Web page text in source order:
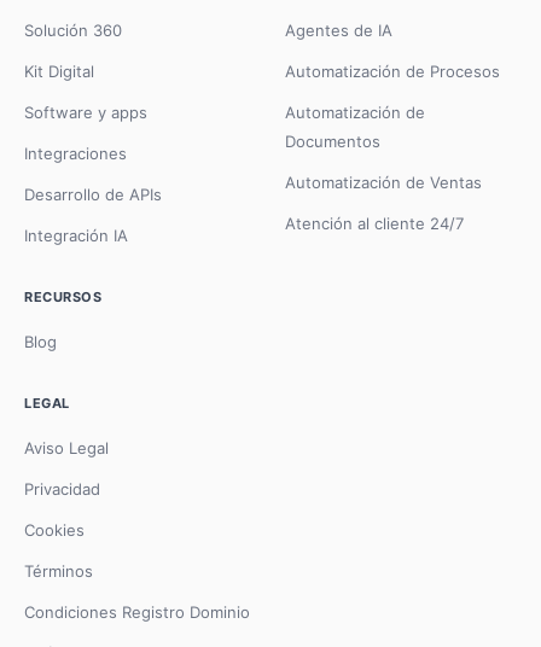
Solución 360
Kit Digital
Software y apps
Integraciones
Desarrollo de APIs
Integración IA
Agentes de IA
Automatización de Procesos
Automatización de
Documentos
Automatización de Ventas
Atención al cliente 24/7
RECURSOS
Blog
LEGAL
Aviso Legal
Privacidad
Cookies
Términos
Condiciones Registro Dominio